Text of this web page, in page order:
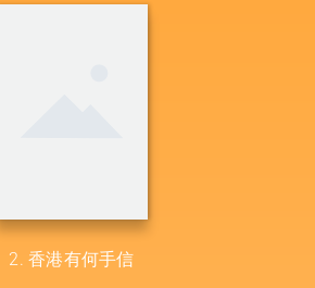
2. 香港有何手信